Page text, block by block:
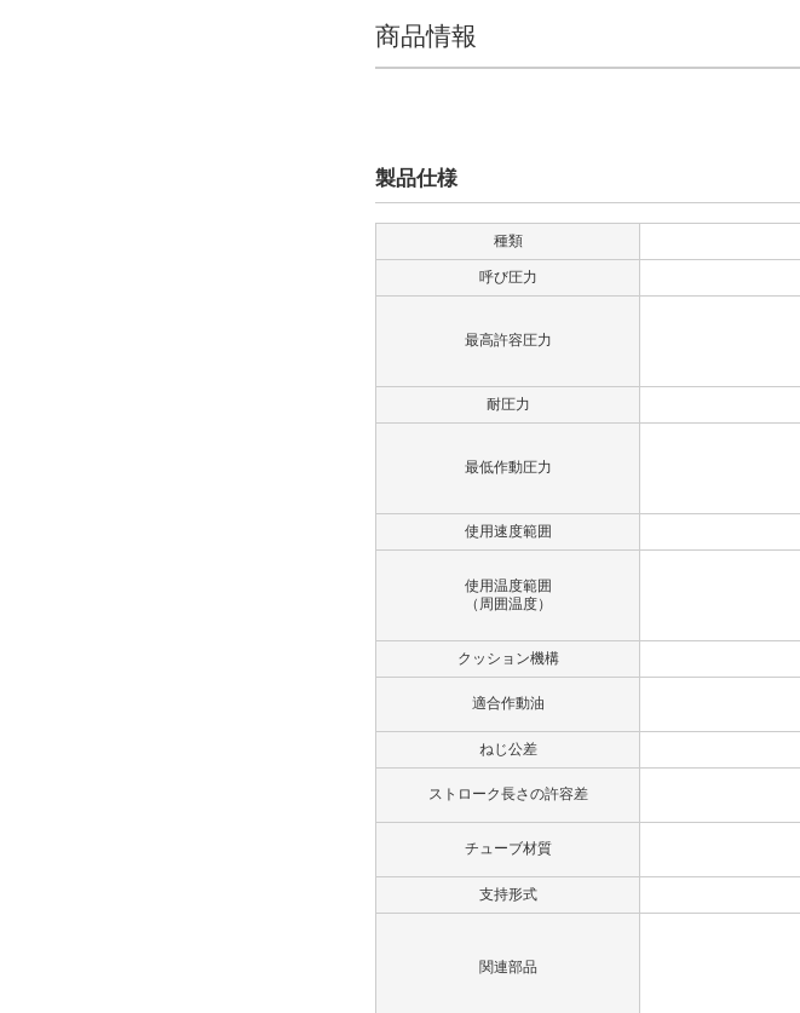
商品情報
製品仕様
種類
呼び圧力
最高許容圧力
耐圧力
最低作動圧力
使用速度範囲
使用温度範囲
（周囲温度）
クッション機構
適合作動油
ねじ公差
ストローク長さの許容差
チューブ材質
支持形式
関連部品